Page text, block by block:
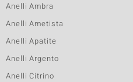
Anelli Ambra
Anelli Ametista
Anelli Apatite
Anelli Argento
Anelli Citrino